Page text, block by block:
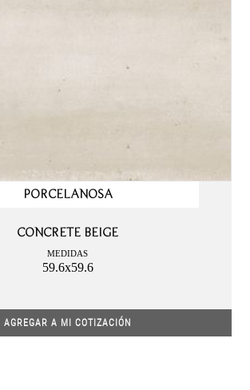
PORCELANOSA
CONCRETE BEIGE
MEDIDAS
59.6x59.6
AGREGAR A MI COTIZACIÓN